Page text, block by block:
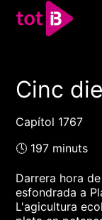
00:00
Cinc
Capítol 1767
🕓 197 minuts
Darrera hora
esfondrada a
L'agicultura